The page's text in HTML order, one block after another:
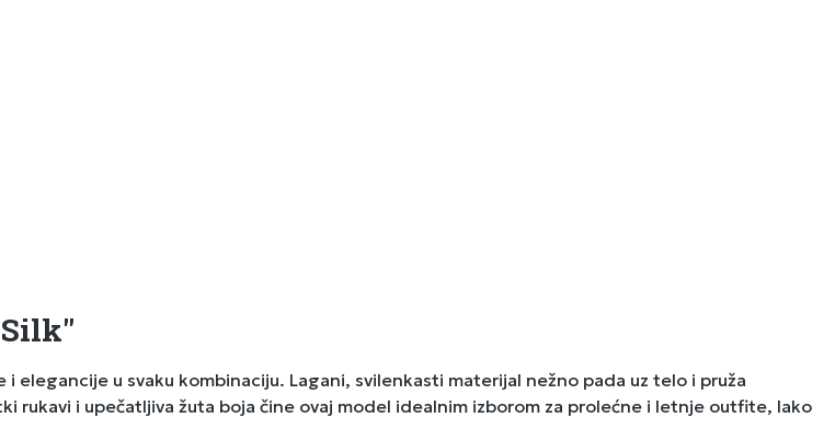
elegancije u svaku kombinaciju. Lagani, svilenkasti materijal nežno pada uz telo i pruža
rukavi i upečatljiva žuta boja čine ovaj model idealnim izborom za prolećne i letnje outfite, lako